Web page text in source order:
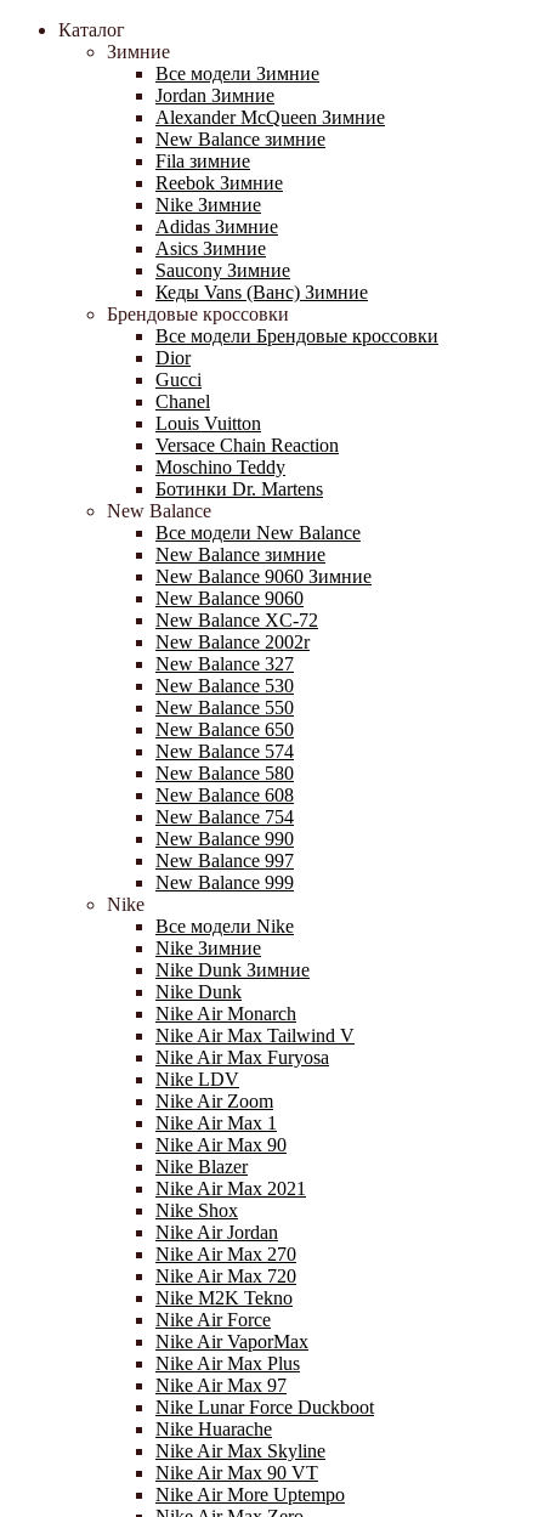
Каталог
Зимние
Все модели Зимние
Jordan Зимние
Alexander McQueen Зимние
New Balance зимние
Fila зимние
Reebok Зимние
Nike Зимние
Adidas Зимние
Asics Зимние
Saucony Зимние
Кеды Vans (Ванс) Зимние
Брендовые кроссовки
Все модели Брендовые кроссовки
Dior
Gucci
Chanel
Louis Vuitton
Versace Chain Reaction
Moschino Teddy
Ботинки Dr. Martens
New Balance
Все модели New Balance
New Balance зимние
New Balance 9060 Зимние
New Balance 9060
New Balance XC-72
New Balance 2002r
New Balance 327
New Balance 530
New Balance 550
New Balance 650
New Balance 574
New Balance 580
New Balance 608
New Balance 754
New Balance 990
New Balance 997
New Balance 999
Nike
Все модели Nike
Nike Зимние
Nike Dunk Зимние
Nike Dunk
Nike Air Monarch
Nike Air Max Tailwind V
Nike Air Max Furyosa
Nike LDV
Nike Air Zoom
Nike Air Max 1
Nike Air Max 90
Nike Blazer
Nike Air Max 2021
Nike Shox
Nike Air Jordan
Nike Air Max 270
Nike Air Max 720
Nike M2K Tekno
Nike Air Force
Nike Air VaporMax
Nike Air Max Plus
Nike Air Max 97
Nike Lunar Force Duckboot
Nike Huarache
Nike Air Max Skyline
Nike Air Max 90 VT
Nike Air More Uptempo